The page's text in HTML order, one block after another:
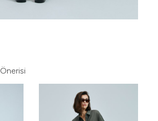
Önerisi